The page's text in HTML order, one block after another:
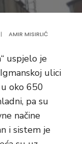
| AMIR MISIRLIĆ
uspjelo je
ulici
oko 650
pa su
načine
i sistem je